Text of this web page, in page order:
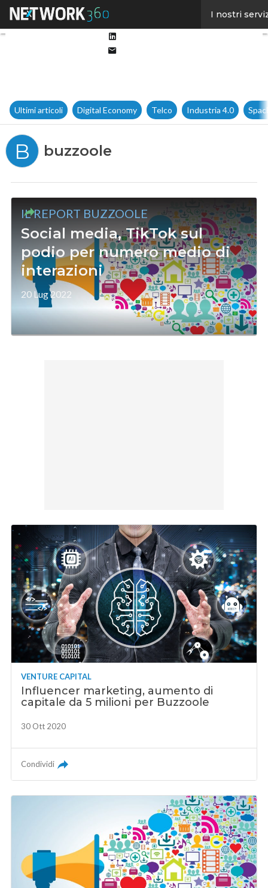
I nostri
Ultimi articoli Digital Economy Telco Industria 4.0
B buzzoole
IL REPORT BUZZOOLE
Social media, TikTok sul
podio per numero medio di
interazioni
20 Lug 2022
VENTURE CAPITAL
Influencer marketing, aumento di
capitale da 5 milioni per Buzzoole
30 Ott 2020
Condividi